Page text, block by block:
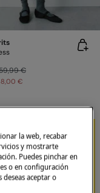
€
€
la web, recabar
y mostrarte
Puedes pinchar en
o en configuración
aceptar o